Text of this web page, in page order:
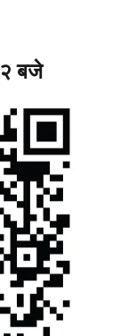
बजे